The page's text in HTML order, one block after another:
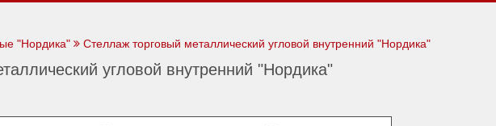
"Нордика" Стеллаж торговый металлический угловой внутренний "Нордика"
угловой внутренний "Нордика"